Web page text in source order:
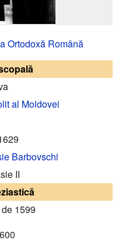
Ortodoxă Română
al Moldovei
Barbovschi
II
1599